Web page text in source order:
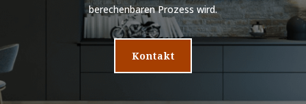
berechenbaren Prozess wird.
Kontakt